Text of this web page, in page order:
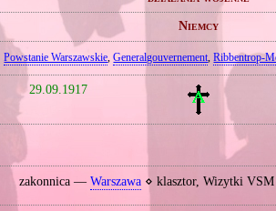
Niemcy
Powstanie Warszawskie,Generalgouvernement,
29.09.1917
zakonnica — Warszawa⋄ klasztor, Wizytki VSM